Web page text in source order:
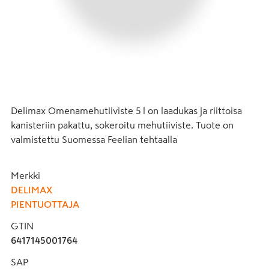
Delimax Omenamehutiiviste 5 l on laadukas ja riittoisa
kanisteriin pakattu, sokeroitu mehutiiviste. Tuote on
valmistettu Suomessa Feelian tehtaalla
Merkki
DELIMAX
PIENTUOTTAJA
GTIN
6417145001764
SAP